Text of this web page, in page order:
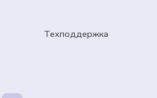
Техподдержка